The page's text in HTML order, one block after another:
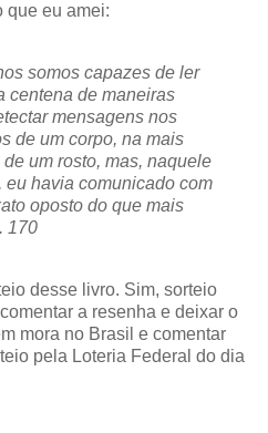
que eu amei:
somos capazes de ler
centena de maneiras
mensagens nos
de um corpo, na mais
um rosto, mas, naquele
eu havia comunicado com
oposto do que mais
170
desse livro. Sim, sorteio
a resenha e deixar o
mora no Brasil e comentar
pela Loteria Federal do dia